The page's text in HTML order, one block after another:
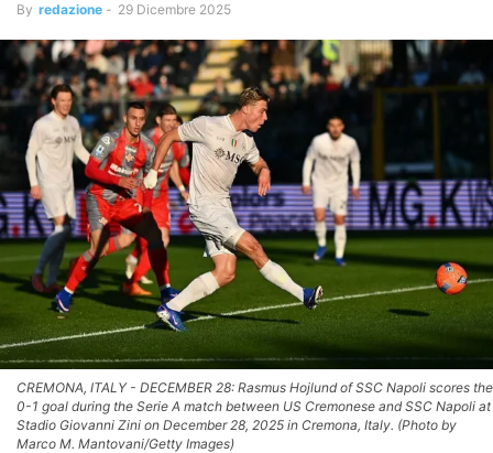
By redazione - 29 Dicembre 2025
CREMONA, ITALY - DECEMBER 28: Rasmus Hojlund of SSC Napoli scores the
0-1 goal during the Serie A match between US Cremonese and SSC Napoli at
Stadio Giovanni Zini on December 28, 2025 in Cremona, Italy. (Photo by
Marco M. Mantovani/Getty Images)